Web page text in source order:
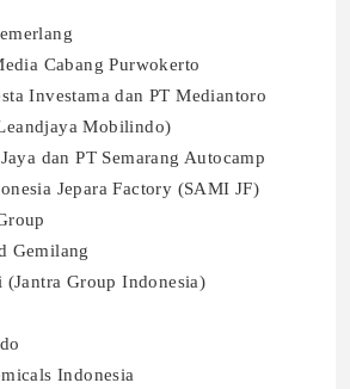
Cabang Purwokerto
Investama dan PT Mediantoro
Mobilindo)
dan PT Semarang Autocamp
Jepara Factory (SAMI JF)
Gemilang
Group Indonesia)
Indonesia